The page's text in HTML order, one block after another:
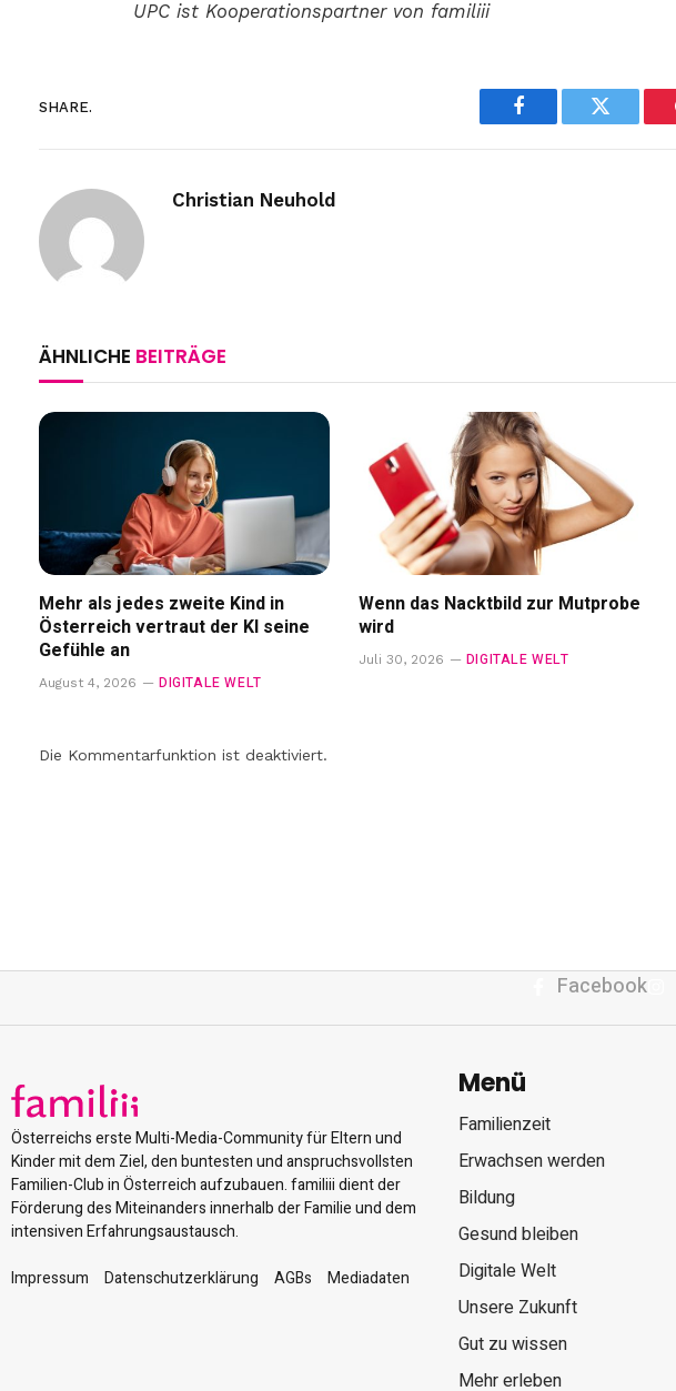
UPC ist Kooperationspartner von familiii
SHARE.
Facebook Twitter
Christian Neuhold
ÄHNLICHE BEITRÄGE
Mehr als jedes zweite Kind in
Österreich vertraut der KI seine
Gefühle an
August 4, 2026 DIGITALE WELT
Wenn das Nacktbild zur Mutprobe
wird
Juli 30, 2026 DIGITALE WELT
Die Kommentarfunktion ist deaktiviert.
Facebook
Österreichs erste Multi-Media-Community für Eltern und
Kinder mit dem Ziel, den buntesten und anspruchsvollsten
Familien-Club in Österreich aufzubauen. familiii dient der
Förderung des Miteinanders innerhalb der Familie und dem
intensiven Erfahrungsaustausch.
Impressum
Datenschutzerklärung AGBs Mediadaten
Menü
Familienzeit
Erwachsen werden
Bildung
Gesund bleiben
Digitale Welt
Unsere Zukunft
Gut zu wissen
Mehr erleben